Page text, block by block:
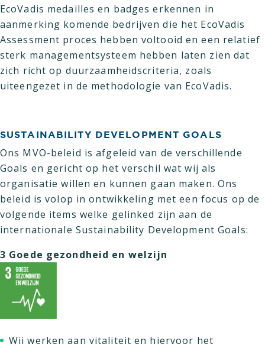
EcoVadis medailles en badges erkennen in
aanmerking komende bedrijven die het EcoVadis
Assessment proces hebben voltooid en een relatief
sterk managementsysteem hebben laten zien dat
zich richt op duurzaamheidscriteria, zoals
uiteengezet in de methodologie van EcoVadis.
SUSTAINABILITY DEVELOPMENT GOALS
Ons MVO-beleid is afgeleid van de verschillende
Goals en gericht op het verschil wat wij als
organisatie willen en kunnen gaan maken. Ons
beleid is volop in ontwikkeling met een focus op de
volgende items welke gelinked zijn aan de
internationale Sustainability Development Goals:
3 Goede gezondheid en welzijn
Wij werken aan vitaliteit en hiervoor het